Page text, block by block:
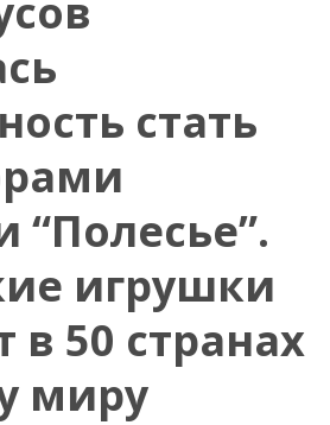
стать
“Полесье”.
игрушки
в 50 странах
миру